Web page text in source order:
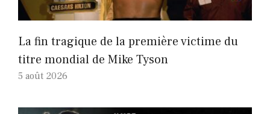
La fin tragique de la première victime du
titre mondial de Mike Tyson
5 août 2026